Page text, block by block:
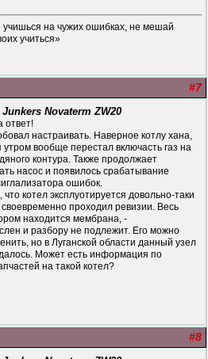
на чужих ошибках, не мешай
учиться»
#7
Novaterm ZW20
ответ!
настраивать. Наверное котлу хана,
утром вообще перестал включасть газ на
контура. Также продолжает
насос и появилось срабатывание
ошибок.
котел эксплуотируется довольно-таки
проходил ревизии. Весь
находится мембрана, -
и разбору не подлежит. Его можно
но в Луганской области данный узел
Может есть информация по
на такой котел?
#8